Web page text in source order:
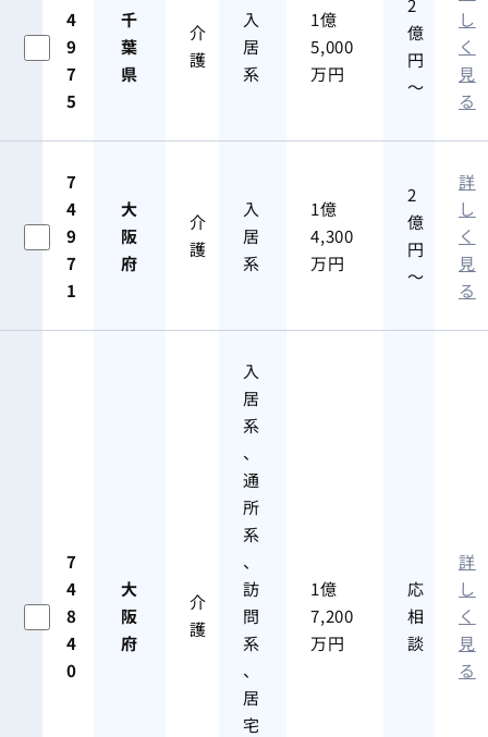
4
9
7
5
千
葉
県
介
護
入
居
系
1億
5,000
万円
2
億
円
～
し
く
見
る
7
4
9
7
1
大
阪
府
介
護
入
居
系
1億
4,300
万円
2
億
円
～
詳
し
く
見
る
7
4
8
4
0
大
阪
府
介
護
入
居
系
、
通
所
系
、
訪
問
系
、
居
宅
1億
7,200
万円
応
相
談
詳
し
く
見
る